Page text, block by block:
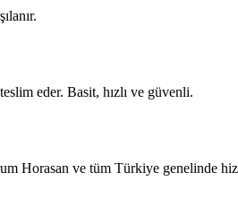
eder. Basit, hızlı ve güvenli.
Horasan ve tüm Türkiye genelinde